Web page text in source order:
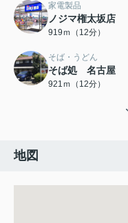
家電製品
ノジマ権太坂店
919ｍ（12分）
そば・うどん
そば処 名古屋
921ｍ（12分）
地図